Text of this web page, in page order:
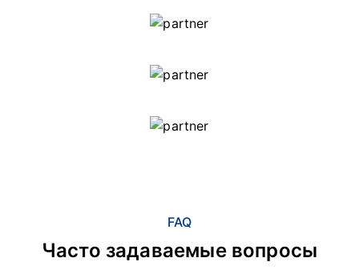
FAQ
Часто задаваемые вопросы